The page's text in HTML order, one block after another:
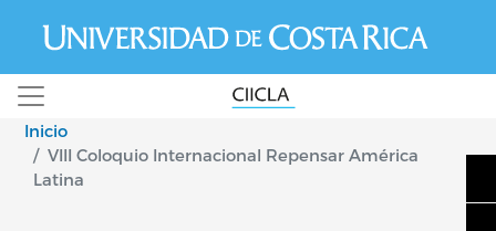
Inicio
VIII Coloquio Internacional Repensar América
Latina